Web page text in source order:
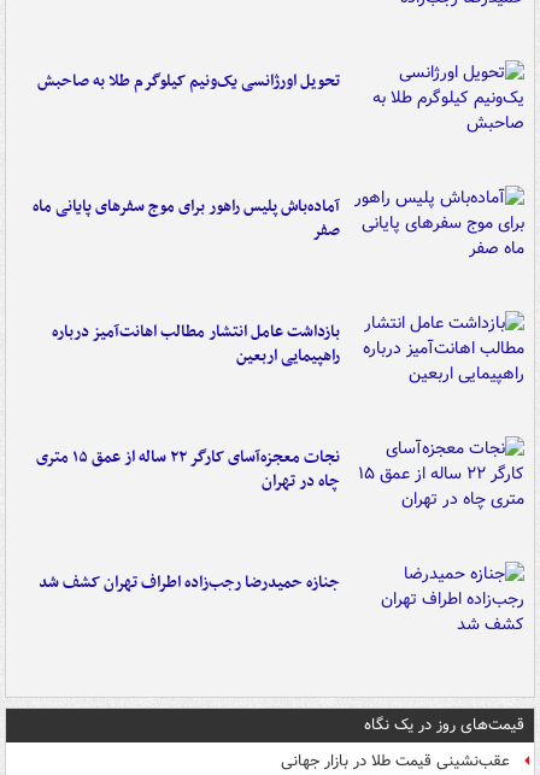
تحویل اورژانسی یک‌ونیم کیلوگرم طلا به صاحبش
آماده‌باش پلیس راهور برای موج سفرهای پایانی ماه
صفر
بازداشت عامل انتشار مطالب اهانت‌آمیز درباره
راهپیمایی اربعین
نجات معجزه‌آسای کارگر ۲۲ ساله از عمق ۱۵ متری
چاه در تهران
جنازه حمیدرضا رجب‌زاده اطراف تهران کشف شد
قیمت‌های روز در یک نگاه
عقب‌نشینی قیمت طلا در بازار جهانی